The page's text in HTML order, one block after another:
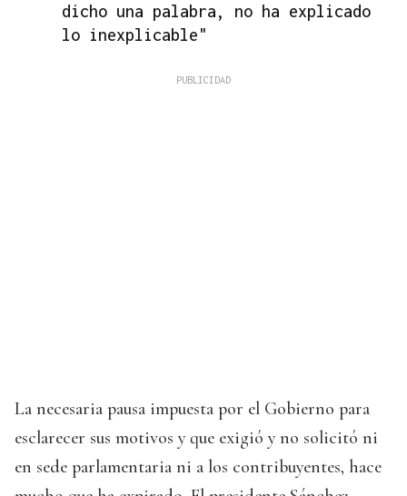
dicho una palabra, no ha explicado
lo inexplicable"
La necesaria pausa impuesta por el Gobierno para
esclarecer sus motivos y que exigió y no solicitó ni
en sede parlamentaria ni a los contribuyentes, hace